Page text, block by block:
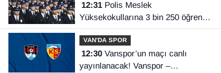
12:31Polis Meslek
Yüksekokullarına 3 bin 250 öğrenci
alınacak
VAN'DA SPOR
12:30Vanspor’un maçı canlı
yayınlanacak! Vanspor –